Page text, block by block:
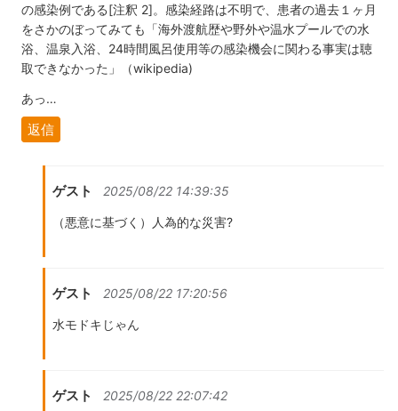
の感染例である[注釈 2]。感染経路は不明で、患者の過去１ヶ月
をさかのぼってみても「海外渡航歴や野外や温水プールでの水
浴、温泉入浴、24時間風呂使用等の感染機会に関わる事実は聴
取できなかった」（wikipedia)
あっ…
返信
ゲスト 2025/08/22 14:39:35
（悪意に基づく）人為的な災害?
ゲスト 2025/08/22 17:20:56
水モドキじゃん
ゲスト 2025/08/22 22:07:42